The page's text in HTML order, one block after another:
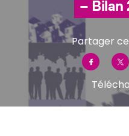
– Bilan
Partager